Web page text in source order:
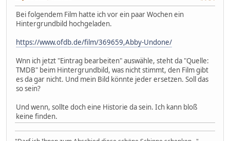
Bei folgendem Film hatte ich vor ein paar Wochen ein
Hintergrundbild hochgeladen.
https://www.ofdb.de/film/369659,Abby-Undone/
Wnn ich jetzt "Eintrag bearbeiten" auswähle, steht da "Quelle:
TMDB" beim Hintergrundbild, was nicht stimmt, den Film gibt
es da gar nicht. Und mein Bild könnte jeder ersetzen. Soll das
so sein?
Und wenn, sollte doch eine Historie da sein. Ich kann bloß
keine finden.